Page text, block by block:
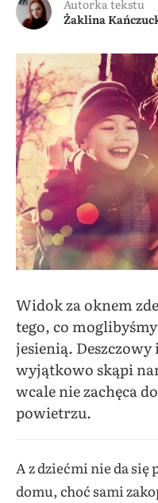
Autorka tekstu
Żaklina
Widok za oknem
tego, co
jesienią.
wyjątkowo skąpi
wcale nie zachęca
powietrzu.
A z dziećmi nie da się
domu, choć sami